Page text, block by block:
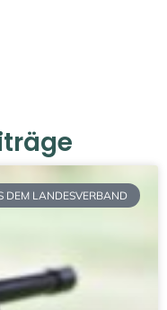
DEM LANDESVERBAND